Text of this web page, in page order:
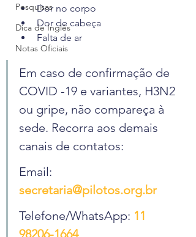
Pesquisas
Dica de Inglês
Notas Oficiais
Dor no corpo
Dor de cabeça
Falta de ar
Em caso de confirmação de
COVID -19 e variantes, H3N2
ou gripe, não compareça à
sede. Recorra aos demais
canais de contatos:
Email:
secretaria@pilotos.org.br
Telefone/WhatsApp: 11
98206-1664